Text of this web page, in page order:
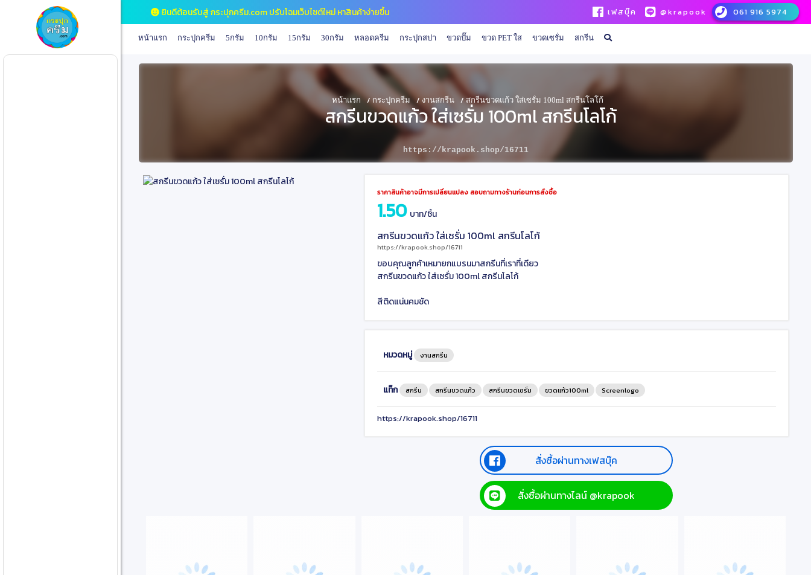
ยินดีต้อนรับสู่ กระปุกครีม.com ปรับโฉมเว็บไซต์ใหม่ หาสินค้าง่ายขึ้น เฟสบุ๊ค @krapook 061 916 5974
หน้าแรก กระปุกครีม 5กรัม 10กรัม 15กรัม 30กรัม หลอดครีม กระปุกสปา ขวดปั๊ม ขวด PET ใส ขวดเซรั่ม สกรีน
หน้าแรก / กระปุกครีม / งานสกรีน / สกรีนขวดแก้ว ใส่เซรั่ม 100ml สกรีนโลโก้
สกรีนขวดแก้ว ใส่เซรั่ม 100ml สกรีนโลโก้
https://krapook.shop/16711
ราคาสินค้าอาจมีการเปลี่ยนแปลง สอบถามทางร้านก่อนการสั่งซื้อ
1.50 บาท/ชิ้น
สกรีนขวดแก้ว ใส่เซรั่ม 100ml สกรีนโลโก้
https://krapook.shop/16711
ขอบคุณลูกค้าเหมายกแบรนมาสกรีนที่เราที่เดียว
สกรีนขวดแก้ว ใส่เซรั่ม 100ml สกรีนโลโก้
สีติดแน่นคมชัด
หมวดหมู่ งานสกรีน
แท็ก สกรีน สกรีนขวดแก้ว สกรีนขวดเซรั่ม ขวดแก้ว100ml Screenlogo
https://krapook.shop/16711
สั่งซื้อผ่านทางเฟสบุ๊ค
สั่งซื้อผ่านทางไลน์ @krapook